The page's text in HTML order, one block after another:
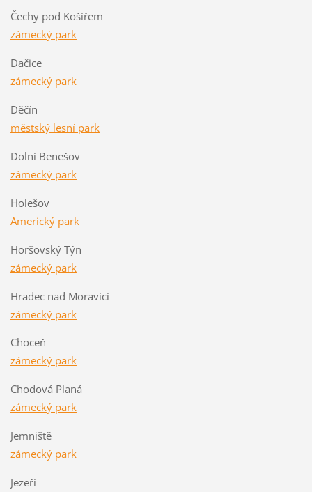
Čechy pod Košířem
zámecký park
Dačice
zámecký park
Děčín
městský lesní park
Dolní Benešov
zámecký park
Holešov
Americký park
Horšovský Týn
zámecký park
Hradec nad Moravicí
zámecký park
Choceň
zámecký park
Chodová Planá
zámecký park
Jemniště
zámecký park
Jezeří